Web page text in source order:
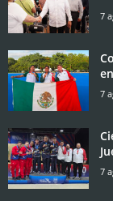
7
7
7